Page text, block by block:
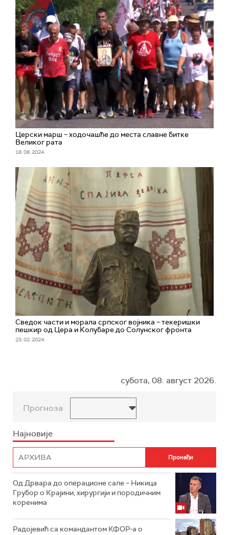
Церски марш – ходочашће до места славне битке
Великог рата
18. 08. 2024.
Сведок части и морала српског војника – текеришки
пешкир од Цера и Колубаре до Солунског фронта
23. 02. 2024.
субота, 08. август 2026.
Прогноза
Најновије
Од Дрвара до операционе сале – Никица
Грубор о Крајини, хирургији и породичним
коренима
Радојевић са командантом КФОР-а о